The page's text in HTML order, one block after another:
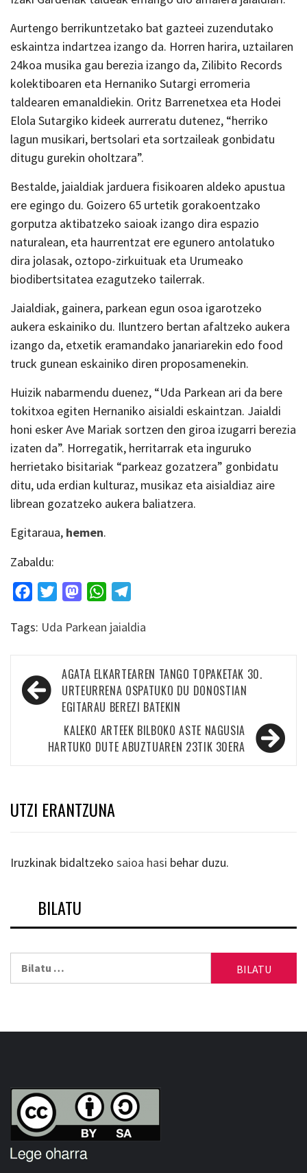
Aurtengo berrikuntzetako bat gazteei zuzendutako
eskaintza indartzea izango da. Horren harira, uztailaren
24koa musika gau berezia izango da, Zilibito Records
kolektiboaren eta Hernaniko Sutargi erromeria
taldearen emanaldiekin. Oritz Barrenetxea eta Hodei
Elola Sutargiko kideek aurreratu dutenez, “herriko
lagun musikari, bertsolari eta sortzaileak gonbidatu
ditugu gurekin oholtzara”.
Bestalde, jaialdiak jarduera fisikoaren aldeko apustua
ere egingo du. Goizero 65 urtetik gorakoentzako
gorputza aktibatzeko saioak izango dira espazio
naturalean, eta haurrentzat ere egunero antolatuko
dira jolasak, oztopo-zirkuituak eta Urumeako
biodibertsitatea ezagutzeko tailerrak.
Jaialdiak, gainera, parkean egun osoa igarotzeko
aukera eskainiko du. Iluntzero bertan afaltzeko aukera
izango da, etxetik eramandako janariarekin edo food
truck gunean eskainiko diren proposamenekin.
Huizik nabarmendu duenez, “Uda Parkean ari da bere
tokitxoa egiten Hernaniko aisialdi eskaintzan. Jaialdi
honi esker Ave Mariak sortzen den giroa izugarri berezia
izaten da”. Horregatik, herritarrak eta inguruko
herrietako bisitariak “parkeaz gozatzera” gonbidatu
ditu, uda erdian kulturaz, musikaz eta aisialdiaz aire
librean gozatzeko aukera baliatzera.
Egitaraua, hemen.
Zabaldu:
FacebookTwitterMastodonWhatsApp
Tags: Uda Parkean jaialdia
Bidalketetan
zehar
nabigatu
AGATA ELKARTEAREN TANGO TOPAKETAK 30.
URTEURRENA OSPATUKO DU DONOSTIAN
EGITARAU BEREZI BATEKIN
KALEKO ARTEEK BILBOKO ASTE NAGUSIA
HARTUKO DUTE ABUZTUAREN 23TIK 30ERA
UTZI ERANTZUNA
Iruzkinak bidaltzeko saioa hasi behar duzu.
BILATU